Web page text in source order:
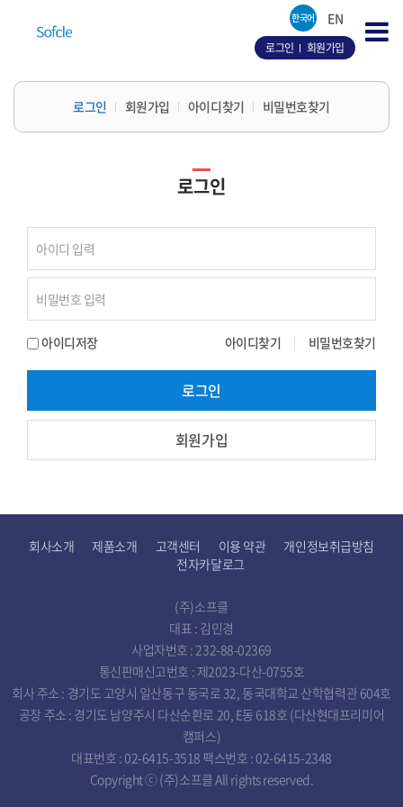
한국어 EN
로그인 회원가입
로그인 회원가입 아이디찾기 비밀번호찾기
로그인
아이디저장 아이디찾기 비밀번호찾기
회원가입
회사소개 제품소개 고객센터 이용 약관
개인정보취급방침
전자카달로그
(주)소프클
대표 : 김민경
사업자번호 : 232-88-02369
통신판매신고번호 : 제2023-다산-0755호
회사 주소 : 경기도 고양시 일산동구 동국로 32, 동국대학교 산학협력관 604호
공장 주소 : 경기도 남양주시 다산순환로 20, E동 618호 (다산현대프리미어
캠퍼스)
대표번호 : 02-6415-3518 팩스번호 : 02-6415-2348
Copyright ⓒ (주)소프클 All rights reserved.